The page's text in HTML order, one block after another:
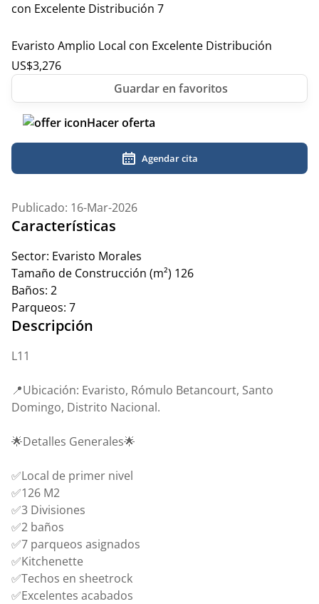
Evaristo Amplio Local con Excelente Distribución
US$3,276
Hacer oferta
Agendar cita
Publicado: 16-Mar-2026
Características
Sector: Evaristo Morales
Tamaño de Construcción (m²) 126
Baños: 2
Parqueos: 7
Descripción
L11
📍Ubicación: Evaristo, Rómulo Betancourt, Santo
Domingo, Distrito Nacional.
🌟Detalles Generales🌟
✅Local de primer nivel
✅126 M2
✅3 Divisiones
✅2 baños
✅7 parqueos asignados
✅Kitchenette
✅Techos en sheetrock
✅Excelentes acabados